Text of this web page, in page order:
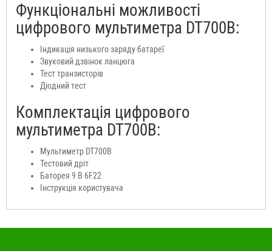
Функціональні можливості
цифрового мультиметра DT700B:
Індикація низького заряду батареї
Звуковий дзвінок ланцюга
Тест транзисторів
Діодний тест
Комплектація цифрового
мультиметра DT700B:
Мультиметр DT700B
Тестовий дріт
Баторея 9 В 6F22
Інструкція користувача